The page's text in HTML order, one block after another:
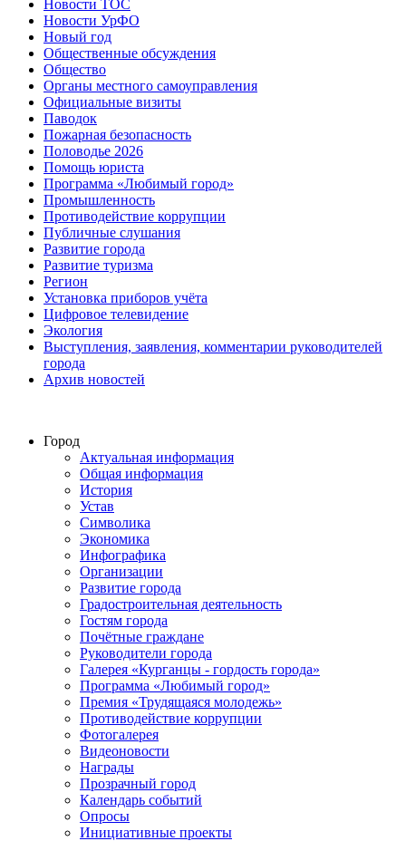
Новости ТОС
Новости УрФО
Новый год
Общественные обсуждения
Общество
Органы местного самоуправления
Официальные визиты
Паводок
Пожарная безопасность
Половодье 2026
Помощь юриста
Программа «Любимый город»
Промышленность
Противодействие коррупции
Публичные слушания
Развитие города
Развитие туризма
Регион
Установка приборов учёта
Цифровое телевидение
Экология
Выступления, заявления, комментарии руководителей
города
Архив новостей
Город
Актуальная информация
Общая информация
История
Устав
Символика
Экономика
Инфографика
Организации
Развитие города
Градостроительная деятельность
Гостям города
Почётные граждане
Руководители города
Галерея «Курганцы - гордость города»
Программа «Любимый город»
Премия «Трудящаяся молодежь»
Противодействие коррупции
Фотогалерея
Видеоновости
Награды
Прозрачный город
Календарь событий
Опросы
Инициативные проекты